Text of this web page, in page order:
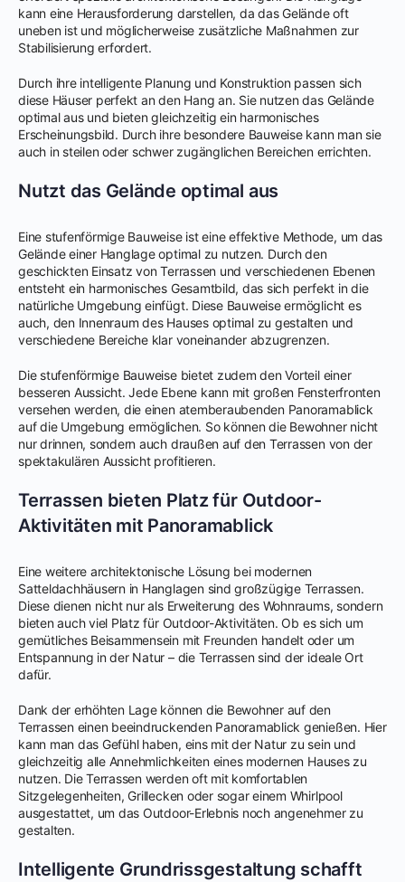
kann eine Herausforderung darstellen, da das Gelände oft
uneben ist und möglicherweise zusätzliche Maßnahmen zur
Stabilisierung erfordert.
Durch ihre intelligente Planung und Konstruktion passen sich
diese Häuser perfekt an den Hang an. Sie nutzen das Gelände
optimal aus und bieten gleichzeitig ein harmonisches
Erscheinungsbild. Durch ihre besondere Bauweise kann man sie
auch in steilen oder schwer zugänglichen Bereichen errichten.
Nutzt das Gelände optimal aus
Eine stufenförmige Bauweise ist eine effektive Methode, um das
Gelände einer Hanglage optimal zu nutzen. Durch den
geschickten Einsatz von Terrassen und verschiedenen Ebenen
entsteht ein harmonisches Gesamtbild, das sich perfekt in die
natürliche Umgebung einfügt. Diese Bauweise ermöglicht es
auch, den Innenraum des Hauses optimal zu gestalten und
verschiedene Bereiche klar voneinander abzugrenzen.
Die stufenförmige Bauweise bietet zudem den Vorteil einer
besseren Aussicht. Jede Ebene kann mit großen Fensterfronten
versehen werden, die einen atemberaubenden Panoramablick
auf die Umgebung ermöglichen. So können die Bewohner nicht
nur drinnen, sondern auch draußen auf den Terrassen von der
spektakulären Aussicht profitieren.
Terrassen bieten Platz für Outdoor-
Aktivitäten mit Panoramablick
Eine weitere architektonische Lösung bei modernen
Satteldachhäusern in Hanglagen sind großzügige Terrassen.
Diese dienen nicht nur als Erweiterung des Wohnraums, sondern
bieten auch viel Platz für Outdoor-Aktivitäten. Ob es sich um
gemütliches Beisammensein mit Freunden handelt oder um
Entspannung in der Natur – die Terrassen sind der ideale Ort
dafür.
Dank der erhöhten Lage können die Bewohner auf den
Terrassen einen beeindruckenden Panoramablick genießen. Hier
kann man das Gefühl haben, eins mit der Natur zu sein und
gleichzeitig alle Annehmlichkeiten eines modernen Hauses zu
nutzen. Die Terrassen werden oft mit komfortablen
Sitzgelegenheiten, Grillecken oder sogar einem Whirlpool
ausgestattet, um das Outdoor-Erlebnis noch angenehmer zu
gestalten.
Intelligente Grundrissgestaltung schafft